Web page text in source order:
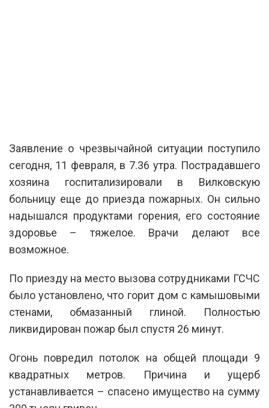
Заявление о чрезвычайной ситуации поступило
сегодня, 11 февраля, в 7.36 утра. Пострадавшего
хозяина госпитализировали в Вилковскую
больницу еще до приезда пожарных. Он сильно
надышался продуктами горения, его состояние
здоровье – тяжелое. Врачи делают все
возможное.
По приезду на место вызова сотрудниками ГСЧС
было установлено, что горит дом с камышовыми
стенами, обмазанный глиной. Полностью
ликвидирован пожар был спустя 26 минут.
Огонь повредил потолок на общей площади 9
квадратных метров. Причина и ущерб
устанавливается – спасено имущество на сумму